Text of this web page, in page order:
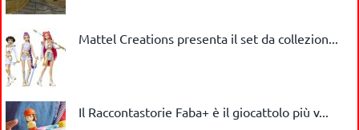
Mattel Creations presenta il set da collezion...
Il Raccontastorie Faba+ è il giocattolo più v...